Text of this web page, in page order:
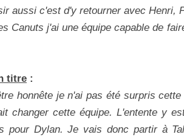
aussi c'est d'y retourner avec Henri,
Canuts j'ai une équipe capable de
titre :
honnête je n'ai pas été surpris
changer cette équipe. L'entente y
pour Dylan. Je vais donc partir à